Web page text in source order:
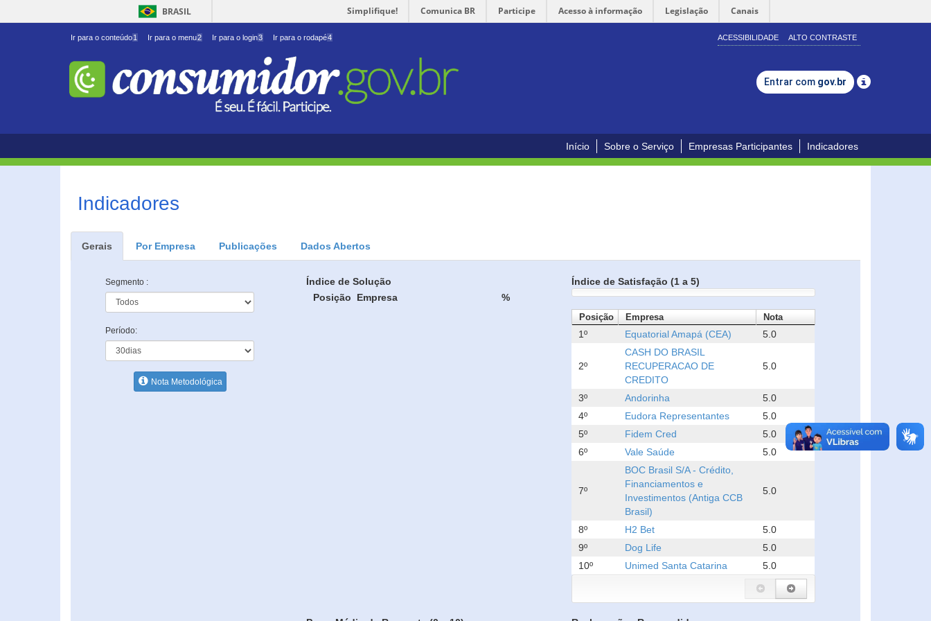
BRASIL Simplifique! Comunica BR Participe Acesso à informação Legislação Canais
Ir para o conteúdo1 Ir para o menu2 Ir para o login3 Ir para o rodapé4 ACESSIBILIDADE ALTO CONTRASTE
Entrar com gov.br
Início Sobre o Serviço Empresas Participantes Indicadores
Indicadores
Gerais Por Empresa Publicações Dados Abertos
Segmento :
Período:
Nota Metodológica
Índice de Solução
Posição
Empresa %
Índice de Satisfação (1 a 5)
Posição Empresa Nota
1º Equatorial Amapá (CEA) 5.0
2º
CASH DO BRASIL
RECUPERACAO DE
CREDITO
5.0
3º Andorinha
5.0
4º
Eudora Representantes
5.0
5º
Fidem Cred
5.0
6º
Vale Saúde 5.0
7º
BOC Brasil S/A - Crédito,
Financiamentos e
Investimentos (Antiga CCB
Brasil)
5.0
8º H2 Bet
5.0
9º
Dog Life
5.0
10º
Unimed Santa Catarina 5.0